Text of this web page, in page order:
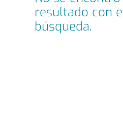
resultado con
búsqueda.